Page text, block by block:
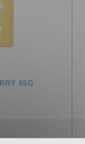
65G